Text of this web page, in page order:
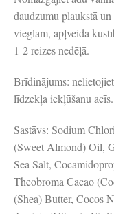
daudzumu plaukstā
vieglām, apļveida
1-2 reizes nedēļā.
Brīdinājums:
līdzekļa iekļūšanu
Sastāvs: Sodium
(Sweet Almond) Oil,
Sea Salt,
Theobroma Cacao
(Shea) Butter, Cocos